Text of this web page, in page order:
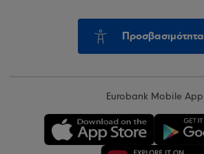
Προσβασιμότητα
Eurobank Mobile App